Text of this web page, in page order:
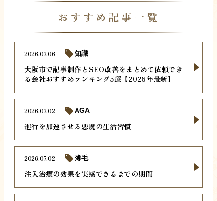
おすすめ記事一覧
大阪市で記事制作とSEO改善をまとめて依頼でき
る会社おすすめランキング5選【2026年最新】
2026.07.06 知識
進行を加速させる悪魔の生活習慣
2026.07.02 AGA
注入治療の効果を実感できるまでの期間
2026.07.02 薄毛